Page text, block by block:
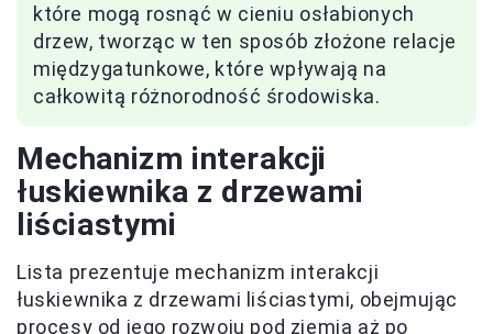
które mogą rosnąć w cieniu osłabionych
drzew, tworząc w ten sposób złożone relacje
międzygatunkowe, które wpływają na
całkowitą różnorodność środowiska.
Mechanizm interakcji
łuskiewnika z drzewami
liściastymi
Lista prezentuje mechanizm interakcji
łuskiewnika z drzewami liściastymi, obejmując
procesy od jego rozwoju pod ziemią aż po